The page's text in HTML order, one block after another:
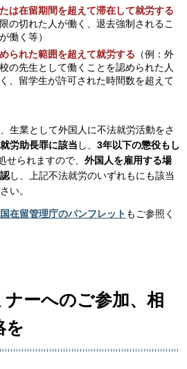
は在留期間を超えて滞在して就労する
の切れた人が働く、退去強制されるこ
働く等）
られた範囲を超えて就労する （例：外
の先生として働くことを認められた人
、留学生が許可された時間数を超えて
生業として外国人に不法就労活動をさ
労助長罪に該当 し、 3年以下の懲役もし
せられますので、 外国人を雇用する場
し、上記不法就労のいずれもにも該当
い。
在留管理庁のパンフレット もご参照く
ーへのご参加、相
を